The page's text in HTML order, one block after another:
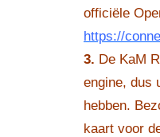
officiële
https://
3. De KaM
engine, dus
hebben.
kaart voor